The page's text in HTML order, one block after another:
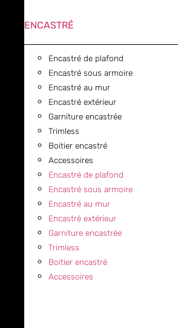
ENCASTRÉ
Encastré de plafond
Encastré sous armoire
Encastré au mur
Encastré extérieur
Garniture encastrée
Trimless
Boitier encastré
Accessoires
Encastré de plafond
Encastré sous armoire
Encastré au mur
Encastré extérieur
Garniture encastrée
Trimless
Boitier encastré
Accessoires